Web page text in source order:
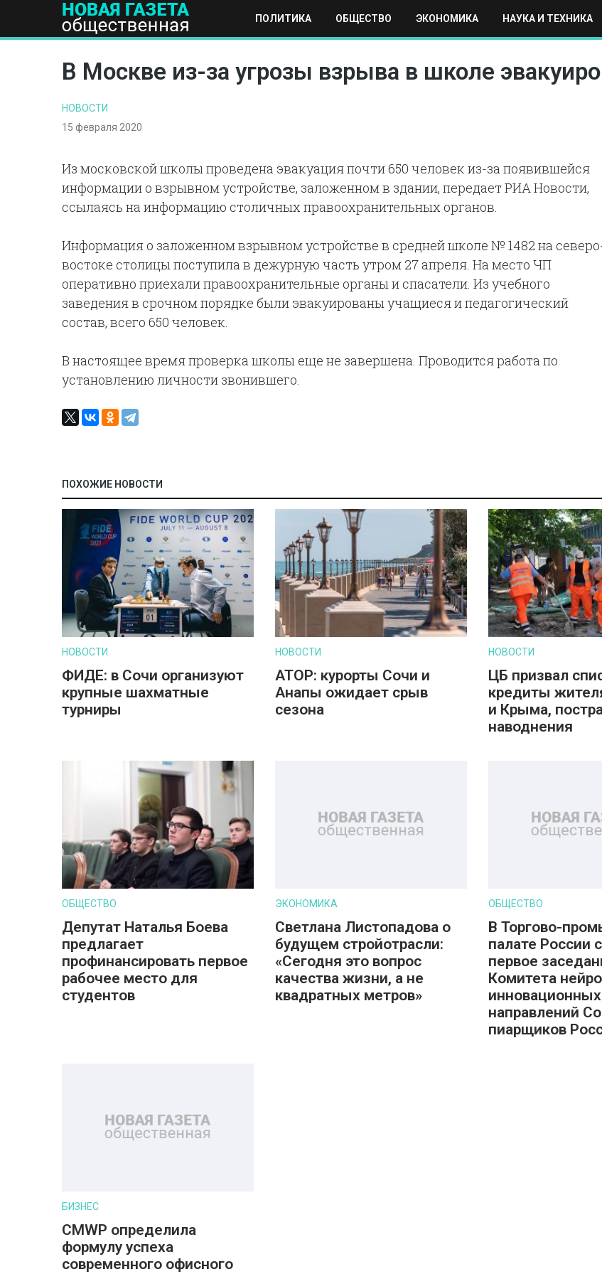
ПОЛИТИКА ОБЩЕСТВО ЭКОНОМИКА НАУКА И ТЕХНИКА
ПОЛИТИКА ОБЩЕСТВО ЭКОНОМИКА НАУКА И ТЕХНИКА СПОРТ МОСКВА РЕГИОНЫ МИР
В Москве из-за угрозы взрыва в школе
НОВОСТИ
15 февраля 2020
Из московской школы проведена эвакуация почти 650 человек из-за появившейся
информации о взрывном устройстве, заложенном в здании, передает РИА Новости,
ссылаясь на информацию столичных правоохранительных органов.
Информация о заложенном взрывном устройстве в средней школе № 1482 на
востоке столицы поступила в дежурную часть утром 27 апреля. На место ЧП
оперативно приехали правоохранительные органы и спасатели. Из учебного
заведения в срочном порядке были эвакуированы учащиеся и педагогический
состав, всего 650 человек.
В настоящее время проверка школы еще не завершена. Проводится работа по
установлению личности звонившего.
ПОХОЖИЕ НОВОСТИ
НОВОСТИ
ФИДЕ: в Сочи организуют
крупные шахматные
турниры
НОВОСТИ
АТОР: курорты Сочи и
Анапы ожидает срыв
сезона
НОВОСТИ
ЦБ призвал
кредиты
и Крыма,
наводнения
ОБЩЕСТВО
Депутат Наталья Боева
предлагает
профинансировать первое
рабочее место для
студентов
ЭКОНОМИКА
Светлана Листопадова о
будущем стройотрасли:
«Сегодня это вопрос
качества жизни, а не
квадратных метров»
ОБЩЕСТВО
В Торгово-
палате России
первое
Комитета
инновационных
направлений
пиарщиков
БИЗНЕС
CMWP определила
формулу успеха
современного офисного